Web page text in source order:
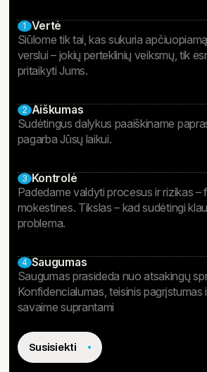
1 Vertė
Siūlome tik tai, kas sukuria
verslui – jokių perteklinių veiksmų, tik
pritaikyti Jums.
2 Aiškumas
Sudėtingus dalykus paaiškiname
pagarba Jūsų laikui.
3 Kontrolė
Padedame valdyti procesus ir rizikas –
mokestines. Tikslas – kad sudėtingi
problema.
4 Saugumas
Saugumas prasideda nuo atsakingų
Konfidencialumas, teisinis pagrįstumas
savaime suprantami
Susisiekti